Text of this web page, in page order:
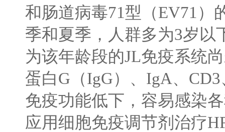
和肠道病毒71型（EV71 ）
季和夏季，人群多为3岁以
为该年龄段的JL免疫系统
蛋白G （IgG）、 IgA、 CD3
免疫功能低下，容易感染
应用细胞免疫调节剂治疗